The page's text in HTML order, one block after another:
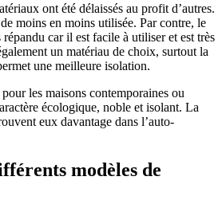
ont été délaissés au profit d’autres.
moins en moins utilisée. Par contre, le
car il est facile à utiliser et est très
un matériau de choix, surtout la
une meilleure isolation.
les maisons contemporaines ou
écologique, noble et isolant. La
eux davantage dans l’auto-
modèles de